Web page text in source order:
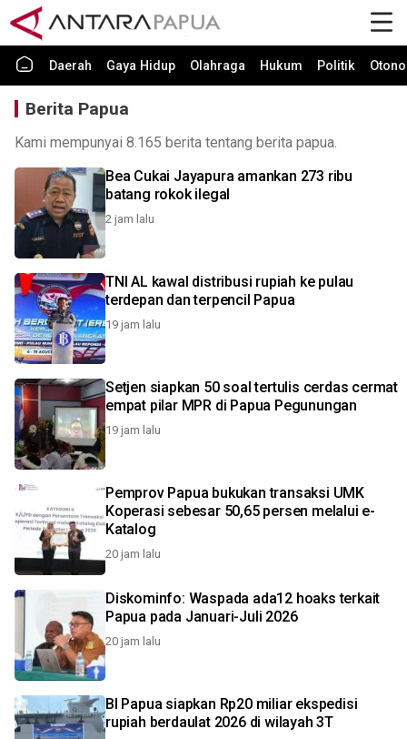
Daerah Gaya Hidup Olahraga Hukum Politik
Berita Papua
Kami mempunyai 8.165 berita tentang berita papua.
Bea Cukai Jayapura amankan 273 ribu
batang rokok ilegal
2 jam lalu
TNI AL kawal distribusi rupiah ke pulau
terdepan dan terpencil Papua
19 jam lalu
Setjen siapkan 50 soal tertulis cerdas cermat
empat pilar MPR di Papua Pegunungan
19 jam lalu
Pemprov Papua bukukan transaksi UMK
Koperasi sebesar 50,65 persen melalui e-
Katalog
20 jam lalu
Diskominfo: Waspada ada12 hoaks terkait
Papua pada Januari-Juli 2026
20 jam lalu
BI Papua siapkan Rp20 miliar ekspedisi
rupiah berdaulat 2026 di wilayah 3T